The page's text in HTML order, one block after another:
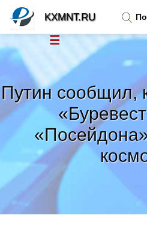
Путин сообщил,
KXMNT.RU
☰
Тренды новостей
Рубрики»
Правила »